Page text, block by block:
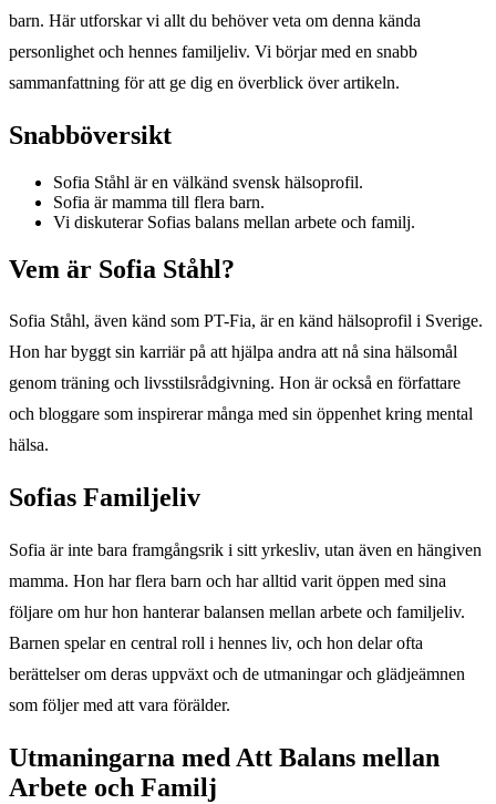
barn. Här utforskar vi allt du behöver veta om denna kända
personlighet och hennes familjeliv. Vi börjar med en snabb
sammanfattning för att ge dig en överblick över artikeln.
Snabböversikt
Sofia Ståhl är en välkänd svensk hälsoprofil.
Sofia är mamma till flera barn.
Vi diskuterar Sofias balans mellan arbete och familj.
Vem är Sofia Ståhl?
Sofia Ståhl, även känd som PT-Fia, är en känd hälsoprofil i Sverige.
Hon har byggt sin karriär på att hjälpa andra att nå sina hälsomål
genom träning och livsstilsrådgivning. Hon är också en författare
och bloggare som inspirerar många med sin öppenhet kring mental
hälsa.
Sofias Familjeliv
Sofia är inte bara framgångsrik i sitt yrkesliv, utan även en hängiven
mamma. Hon har flera barn och har alltid varit öppen med sina
följare om hur hon hanterar balansen mellan arbete och familjeliv.
Barnen spelar en central roll i hennes liv, och hon delar ofta
berättelser om deras uppväxt och de utmaningar och glädjeämnen
som följer med att vara förälder.
Utmaningarna med Att Balans mellan
Arbete och Familj